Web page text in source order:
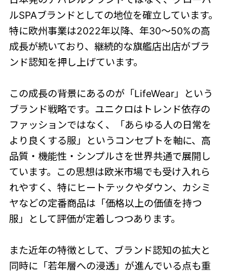
ルSPAブランドとしての地位を確立しています。
特に欧州事業は2022年以降、年30〜50%の高
成長が続いており、継続的な旗艦店出店がブラ
ンド認知を押し上げています。
この成長の背景にあるのが「LifeWear」という
ブランド戦略です。ユニクロはトレンド依存の
ファッションではなく、「あらゆる人の日常を
より良くする服」というコンセプトを軸に、高
品質・機能性・シンプルさを世界共通で展開し
ています。この思想は欧米市場でも受け入れら
れやすく、特にヒートテックやダウン、カシミ
ヤなどの定番商品は「価格以上の価値を持つ
服」として評価が定着しつつあります。
また近年の特徴として、ブランド認知の拡大と
同時に「若年層への浸透」が進んでいる点も重